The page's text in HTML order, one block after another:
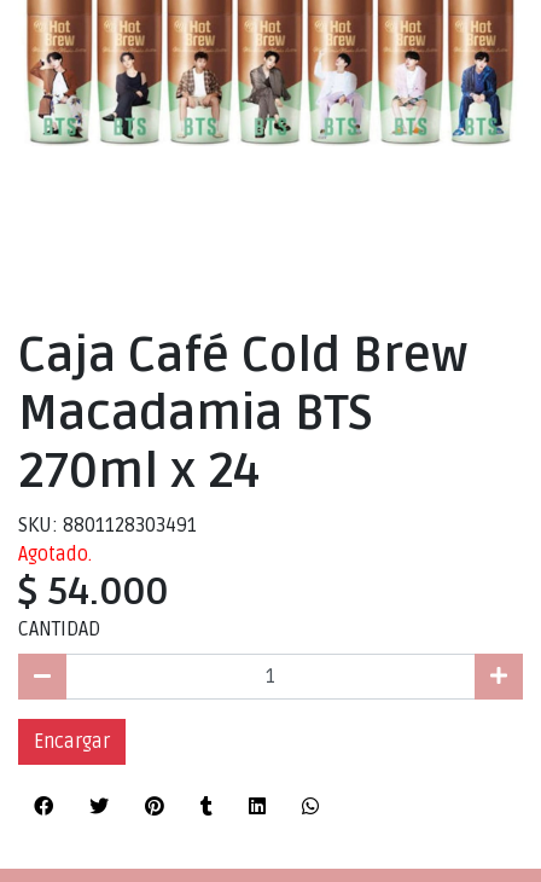
Caja Café Cold Brew
Macadamia BTS
270ml x 24
SKU: 8801128303491
Agotado.
$ 54.000
CANTIDAD
Encargar